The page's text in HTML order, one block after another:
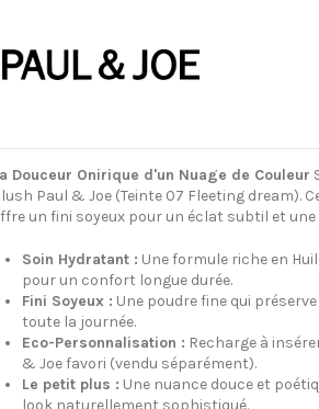
Douceur Onirique d'un Nuage de Couleur
Paul & Joe (Teinte 07 Fleeting dream).
un fini soyeux pour un éclat subtil et une
Soin Hydratant : Une formule riche en
pour un confort longue durée.
Fini Soyeux : Une poudre fine qui
toute la journée.
Eco-Personnalisation : Recharge à
& Joe favori (vendu séparément).
Le petit plus : Une nuance douce et
look naturellement sophistiqué.